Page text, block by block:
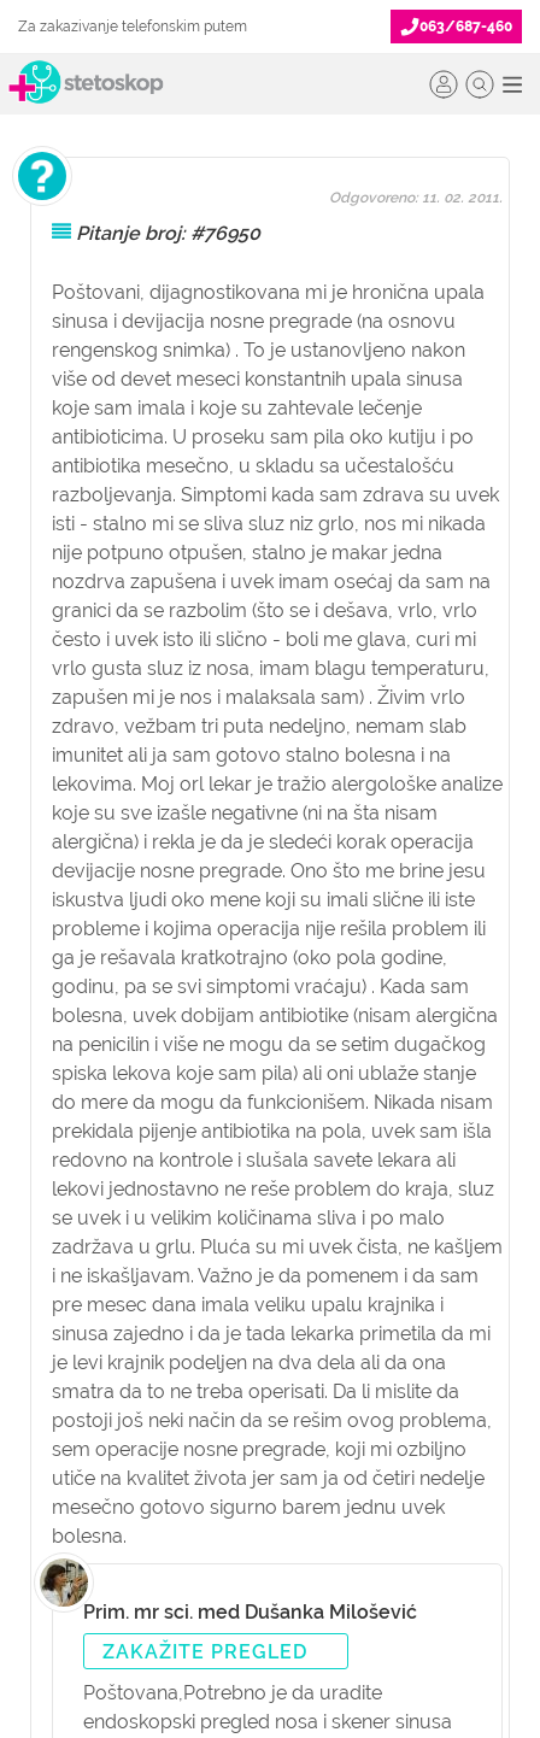
Za zakazivanje telefonskim putem 063/687-460
Pitanje broj: #76950
Poštovani, dijagnostikovana mi je hronična upala
sinusa i devijacija nosne pregrade (na osnovu
rengenskog snimka) . To je ustanovljeno nakon
više od devet meseci konstantnih upala sinusa
koje sam imala i koje su zahtevale lečenje
antibioticima. U proseku sam pila oko kutiju i po
antibiotika mesečno, u skladu sa učestalošću
razboljevanja. Simptomi kada sam zdrava su uvek
isti - stalno mi se sliva sluz niz grlo, nos mi nikada
nije potpuno otpušen, stalno je makar jedna
nozdrva zapušena i uvek imam osećaj da sam na
granici da se razbolim (što se i dešava, vrlo, vrlo
često i uvek isto ili slično - boli me glava, curi mi
vrlo gusta sluz iz nosa, imam blagu temperaturu,
zapušen mi je nos i malaksala sam) . Živim vrlo
zdravo, vežbam tri puta nedeljno, nemam slab
imunitet ali ja sam gotovo stalno bolesna i na
lekovima. Moj orl lekar je tražio alergološke analize
koje su sve izašle negativne (ni na šta nisam
alergična) i rekla je da je sledeći korak operacija
devijacije nosne pregrade. Ono što me brine jesu
iskustva ljudi oko mene koji su imali slične ili iste
probleme i kojima operacija nije rešila problem ili
ga je rešavala kratkotrajno (oko pola godine,
godinu, pa se svi simptomi vraćaju) . Kada sam
bolesna, uvek dobijam antibiotike (nisam alergična
na penicilin i više ne mogu da se setim dugačkog
spiska lekova koje sam pila) ali oni ublaže stanje
do mere da mogu da funkcionišem. Nikada nisam
prekidala pijenje antibiotika na pola, uvek sam išla
redovno na kontrole i slušala savete lekara ali
lekovi jednostavno ne reše problem do kraja, sluz
se uvek i u velikim količinama sliva i po malo
zadržava u grlu. Pluća su mi uvek čista, ne kašljem
i ne iskašljavam. Važno je da pomenem i da sam
pre mesec dana imala veliku upalu krajnika i
sinusa zajedno i da je tada lekarka primetila da mi
je levi krajnik podeljen na dva dela ali da ona
smatra da to ne treba operisati. Da li mislite da
postoji još neki način da se rešim ovog problema,
sem operacije nosne pregrade, koji mi ozbiljno
utiče na kvalitet života jer sam ja od četiri nedelje
mesečno gotovo sigurno barem jednu uvek
bolesna.
Odgovoreno: 11. 02. 2011.
Prim. mr sci. med Dušanka Milošević
ZAKAŽITE PREGLED
Poštovana,Potrebno je da uradite
endoskopski pregled nosa i skener sinusa